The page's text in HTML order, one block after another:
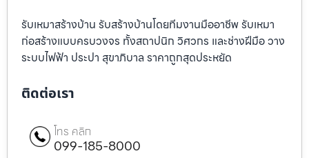
รับเหมาสร้างบ้าน รับสร้างบ้านโดยทีมงานมืออาชีพ รับเหมา
ก่อสร้างแบบครบวงจร ทั้งสถาปนิก วิศวกร และช่างฝีมือ วาง
ระบบไฟฟ้า ประปา สุขาภิบาล ราคาถูกสุดประหยัด
ติดต่อเรา
โทร คลิก
099-185-8000